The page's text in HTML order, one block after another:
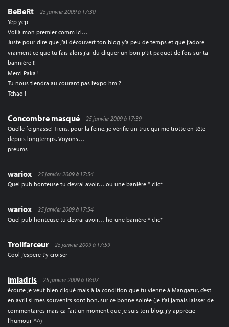
BeBeRt
25 janvier 2009 à 17:30
Yep yep
Voilà mon premier comm ici…
Juste pour dire que j’ai découvert ton blog y’a peu de temps et que j’adore
vraiment ce que tu fais alors j’ai du cliquer un bon p’tit paquet de fois sur ta
bannière !!
Merci Paka !
Tu nous tiendra au courant pas l’expo hm ?
Tchao !
Concombre masqué
25 janvier 2009 à 17:39
Quelle feignasse! Tiens, pour la feine, je vérifie un truc qui me trotte en tête
depuis longtemps. Voyons…
preums
wariox
25 janvier 2009 à 17:54
Quel pub honteuse tu devrai avoir… ou une banière * clic*
wariox
25 janvier 2009 à 17:54
Quel pub honteuse tu devrai avoir… ho une banière * clic*
Trollfarceur
25 janvier 2009 à 17:59
Cool j’espere t’y croiser
imladris
25 janvier 2009 à 18:07
écoute je veut bien cliqué mais à la condition que tu vienne à Mangazur, c’est
en avril si mes souvenirs sont bon. sur ce bonne soirée (je t’ai jamais laisser de
commentaires mais ça fait un moment que je suis ton blog, j’y apprécie
l’humour ^^)